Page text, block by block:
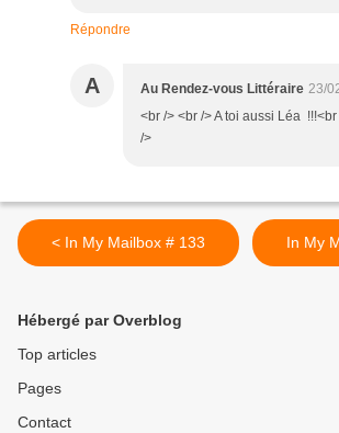
Répondre
A Au Rendez-vous Littéraire 23/
<br /> <br /> A toi aussi Léa
/>
< In My Mailbox # 133
Hébergé par Overblog
Top articles
Pages
Contact